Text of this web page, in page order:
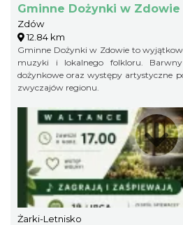
Gminne Dożynki w Zdowie
Zdów
12.84 km
Gminne Dożynki w Zdowie to
muzyki i lokalnego folkloru.
dożynkowe oraz występy artystyczne
zwyczajów regionu.
Żarki-Letnisko